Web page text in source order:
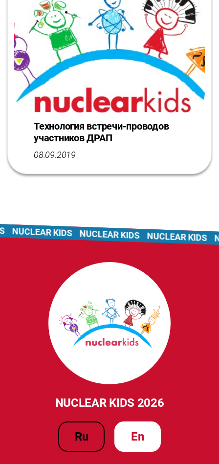
Технология встречи-проводов
участников ДРАП
08.09.2019
NUCLEAR KIDS 2026
ru en
NUCLEAR KIDS NUCLEAR KIDS NUCLEAR KIDS